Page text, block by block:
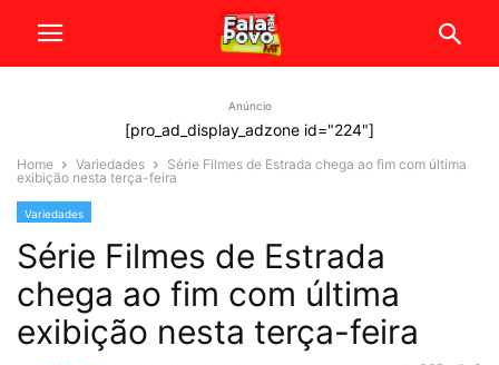
Anúncio
[pro_ad_display_adzone id="224"]
Home Variedades
Série Filmes de Estrada chega ao fim com última
exibição nesta terça-feira
Variedades
Série Filmes de Estrada
chega ao fim com última
exibição nesta terça-feira